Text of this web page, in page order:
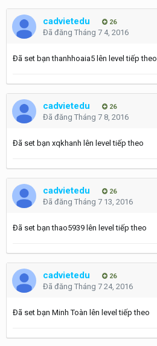
cadvietedu 26
Đã đăng Tháng 7 4, 2016
Đã set bạn thanhhoaia5 lên level tiếp theo
cadvietedu 26
Đã đăng Tháng 7 8, 2016
Đã set bạn xqkhanh lên level tiếp theo
cadvietedu 26
Đã đăng Tháng 7 13, 2016
Đã set bạn thao5939 lên level tiếp theo
cadvietedu 26
Đã đăng Tháng 7 24, 2016
Đã set bạn Minh Toàn lên level tiếp theo